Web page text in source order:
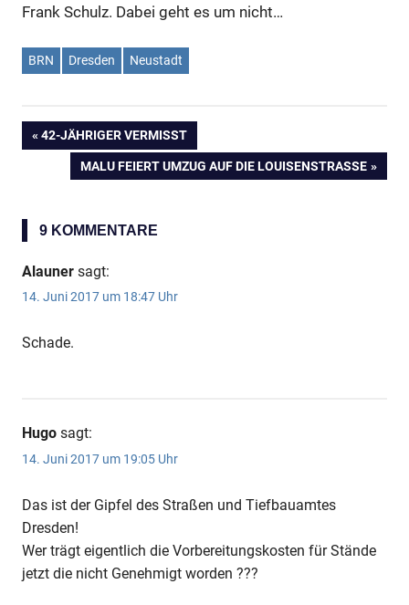
Frank Schulz. Dabei geht es um nicht…
BRN Dresden Neustadt
Beitragsnavigation
VORHERIGER
BEITRAG:
42-JÄHRIGER VERMISST
NÄCHSTER
MALU FEIERT UMZUG AUF DIE LOUISENSTRASSE
9 KOMMENTARE
Alauner sagt:
14. Juni 2017 um 18:47 Uhr
Schade.
Hugo sagt:
14. Juni 2017 um 19:05 Uhr
Das ist der Gipfel des Straßen und Tiefbauamtes
Dresden!
Wer trägt eigentlich die Vorbereitungskosten für Stände
jetzt die nicht Genehmigt worden ???